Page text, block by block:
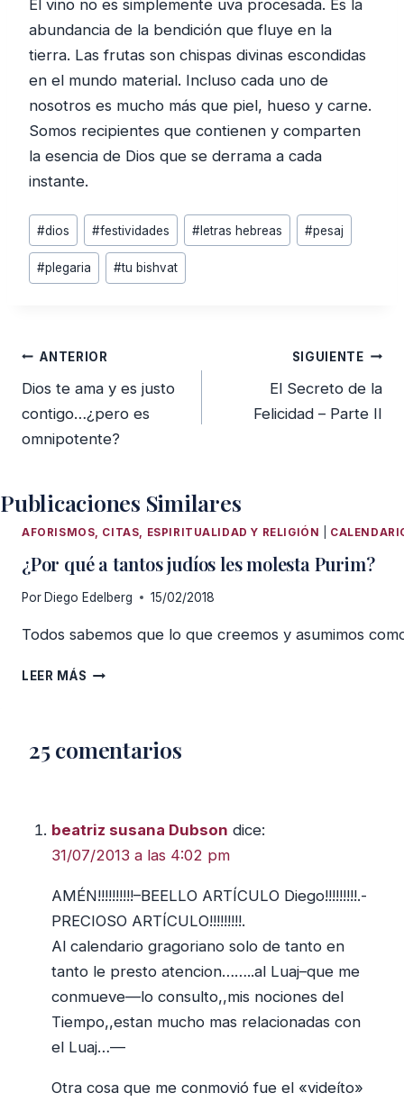
El vino no es simplemente uva procesada. Es la
abundancia de la bendición que fluye en la
tierra. Las frutas son chispas divinas escondidas
en el mundo material. Incluso cada uno de
nosotros es mucho más que piel, hueso y carne.
Somos recipientes que contienen y comparten
la esencia de Dios que se derrama a cada
instante.
Etiquetas
de
la
#dios #festividades #letras hebreas #pesaj
#plegaria #tu bishvat
Navegación
de
entradas
ANTERIOR
Dios te ama y es justo
contigo…¿pero es
omnipotente?
SIGUIENTE
El Secreto de la
Felicidad – Parte II
Publicaciones Similares
AFORISMOS, CITAS, ESPIRITUALIDAD Y RELIGIÓN
¿Por qué a tantos judíos les molesta Purim?
PorDiego Edelberg 15/02/2018
Todos sabemos que lo que creemos y asumimos
LEER MÁS ¿POR
JUDÍOS
25 comentarios
beatriz susana Dubson dice:
31/07/2013 a las 4:02 pm
AMÉN!!!!!!!!!!–BEELLO ARTÍCULO Diego!!!!!!!!!.-
PRECIOSO ARTÍCULO!!!!!!!!!.
Al calendario gragoriano solo de tanto en
tanto le presto atencion……..al Luaj–que me
conmueve—lo consulto,,mis nociones del
Tiempo,,estan mucho mas relacionadas con
el Luaj…—
Otra cosa que me conmovió fue el «videíto»